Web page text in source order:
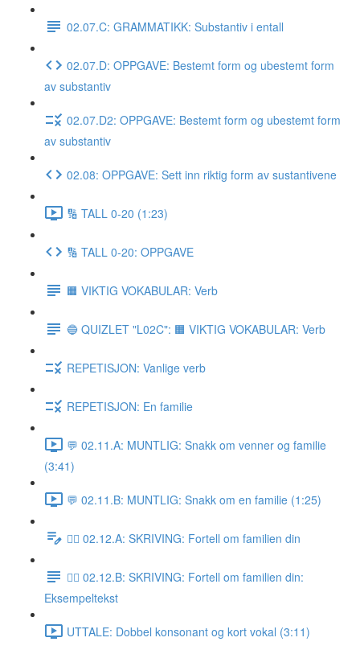
02.07.C: GRAMMATIKK: Substantiv i entall
02.07.D: OPPGAVE: Bestemt form og ubestemt form
av substantiv
02.07.D2: OPPGAVE: Bestemt form og ubestemt form
av substantiv
02.08: OPPGAVE: Sett inn riktig form av sustantivene
🔢 TALL 0-20 (1:23)
🔢 TALL 0-20: OPPGAVE
🟧 VIKTIG VOKABULAR: Verb
🔵 QUIZLET "L02C": 🟧 VIKTIG VOKABULAR: Verb
REPETISJON: Vanlige verb
REPETISJON: En familie
💬 02.11.A: MUNTLIG: Snakk om venner og familie
(3:41)
💬 02.11.B: MUNTLIG: Snakk om en familie (1:25)
✍🏼 02.12.A: SKRIVING: Fortell om familien din
✍🏼 02.12.B: SKRIVING: Fortell om familien din:
Eksempeltekst
UTTALE: Dobbel konsonant og kort vokal (3:11)